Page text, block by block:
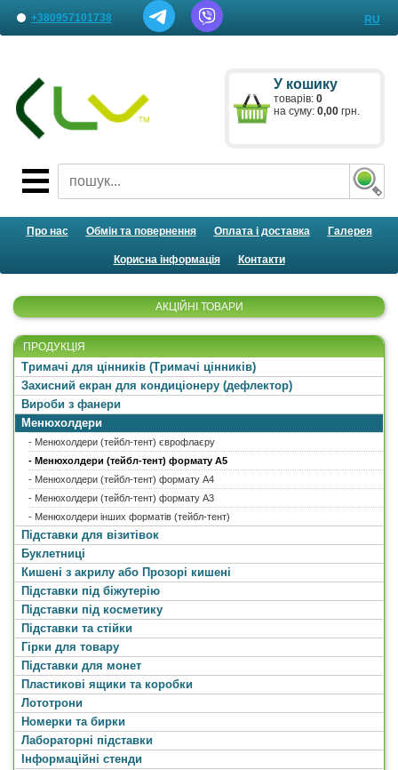
+380957101738
Лист менеджеру
RU
У кошику
товарів: 0
на суму: 0,00грн.
Про нас Обмін та повернення Оплата і доставка Галерея
Корисна інформація Контакти
АКЦІЙНІ ТОВАРИ
ПРОДУКЦІЯ
Тримачі для цінників (Тримачі цінників)
Захисний екран для кондиціонеру (дефлектор)
Вироби з фанери
Менюхолдери
- Менюхолдери (тейбл-тент) єврофлаєру
- Менюхолдери (тейбл-тент) формату А5
- Менюхолдери (тейбл-тент) формату А4
- Менюхолдери (тейбл-тент) формату А3
- Менюхолдери інших форматів (тейбл-тент)
Підставки для візитівок
Буклетниці
Кишені з акрилу або Прозорі кишені
Підставки під біжутерію
Підставки під косметику
Підставки та стійки
Гірки для товару
Підставки для монет
Пластикові ящики та коробки
Лототрони
Номерки та бирки
Лабораторні підставки
Інформаційні стенди